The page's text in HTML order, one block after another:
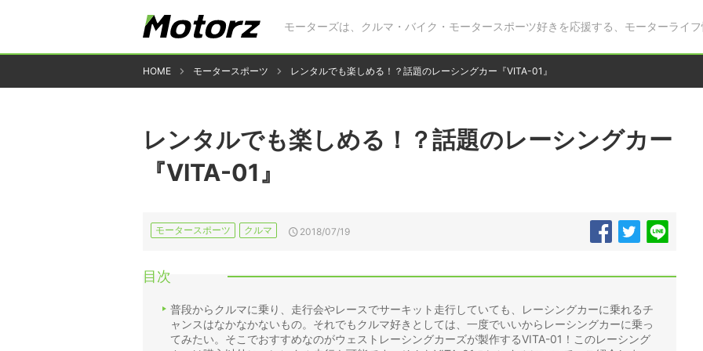
モーターズは、クルマ・バイク・モータースポーツ好きを応援する、モーターライフ
HOME モータースポーツ レンタルでも楽しめる！？話題のレーシングカー『VITA-01』
レンタルでも楽しめる！？話題のレーシングカー
『VITA-01』
モータースポーツ クルマ 2018/07/19
目次
普段からクルマに乗り、走行会やレースでサーキット走行していても、レーシングカーに乗れるチ
ャンスはなかなかないもの。それでもクルマ好きとしては、一度でいいからレーシングカーに乗っ
てみたい。そこでおすすめなのがウェストレーシングカーズが製作するVITA-01！このレーシング